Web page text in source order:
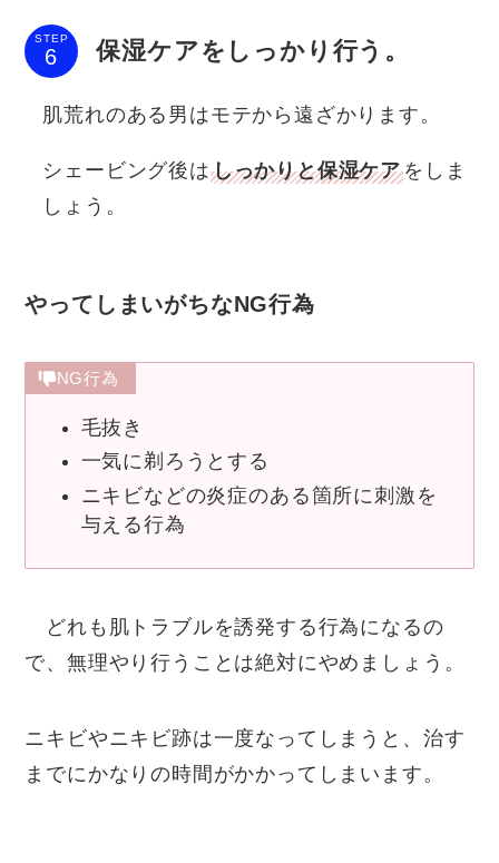
STEP 保湿ケアをしっかり行う。
肌荒れのある男はモテから遠ざかります。
シェービング後はしっかりと保湿ケアをしま
しょう。
やってしまいがちなNG行為
NG行為
毛抜き
一気に剃ろうとする
ニキビなどの炎症のある箇所に刺激を
与える行為
どれも肌トラブルを誘発する行為になるの
で、無理やり行うことは絶対にやめましょう。
ニキビやニキビ跡は一度なってしまうと、治す
までにかなりの時間がかかってしまいます。